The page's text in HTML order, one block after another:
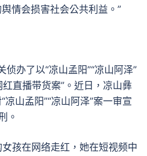
情会损害社会公共利益。”
办了以“凉山孟阳”“凉山阿泽”
红直播带货案”。近日，凉山彝
山孟阳”“凉山阿泽”案一审宣
。
孩在网络走红，她在短视频中